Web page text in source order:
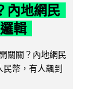
內地網民
輯
關關？內地網民
幣，有人飆到